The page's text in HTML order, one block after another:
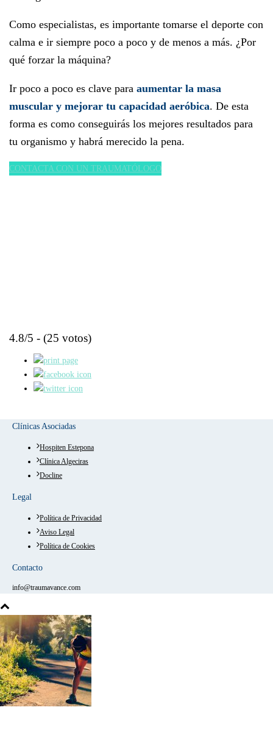
Como especialistas, es importante tomarse el deporte con
calma e ir siempre poco a poco y de menos a más. ¿Por
qué forzar la máquina?
Ir poco a poco es clave para aumentar la masa
muscular y mejorar tu capacidad aeróbica. De esta
forma es como conseguirás los mejores resultados para
tu organismo y habrá merecido la pena.
CONTACTA CON UN TRAUMATÓLOGO
4.8/5 - (25 votos)
Clínicas Asociadas
Hospiten Estepona
Clínica Algeciras
Docline
Legal
Política de Privacidad
Aviso Legal
Política de Cookies
Contacto
info@traumavance.com